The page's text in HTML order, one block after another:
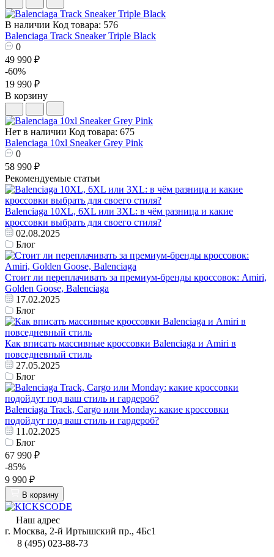
В наличии Код товара: 576
Balenciaga Track Sneaker Triple Black
0
49 990 ₽
-60%
19 990 ₽
В корзину
Нет в наличии Код товара: 675
Balenciaga 10xl Sneaker Grey Pink
0
58 990 ₽
Рекомендуемые статьи
Balenciaga 10XL, 6XL или 3XL: в чём разница и какие
кроссовки выбрать для своего стиля?
02.08.2025
Блог
Стоит ли переплачивать за премиум‑бренды кроссовок: Amiri,
Golden Goose, Balenciaga
17.02.2025
Блог
Как вписать массивные кроссовки Balenciaga и Amiri в
повседневный стиль
27.05.2025
Блог
Balenciaga Track, Cargo или Monday: какие кроссовки
подойдут под ваш стиль и гардероб?
11.02.2025
Блог
67 990 ₽
-85%
9 990 ₽
В корзину
Наш адрес
г. Москва, 2-й Иртышский пр., 4Бс1
8 (495) 023-88-73